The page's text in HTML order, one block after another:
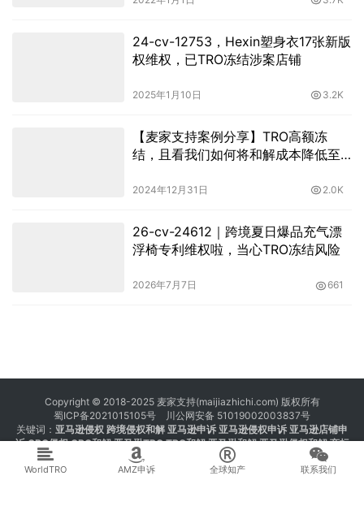
24-cv-12753，Hexin塑身衣17张新版
权维权，已TRO冻结涉案店铺
2025年1月10日 3.2K
【麦家支持案例分享】TRO高额冻
结，且看我们如何将和解成本降低至
2024年12月31日 2.0K
26-cv-24612｜跨境夏日爆品充气漂
浮椅专利维权啦，当心TRO冻结风险
2026年7月7日 661
Copyright © 2018-2025 麦家支持(maijiazhichi.com) 版权所有
蜀ICP备2021015105号
川公网安备 51019002003837号
关键词： 亚马逊侵权 跨境侵权和解 亚马逊申诉 亚马逊侵权申诉 亚马逊店铺申
诉 GBC侵权 GBC和解 亚马逊TRO TRO和解 亚马逊和解 亚马逊侵权和解商标
注册 专利注册 版权注册
WorldTRO AMZ申诉 全球知产 联系我们